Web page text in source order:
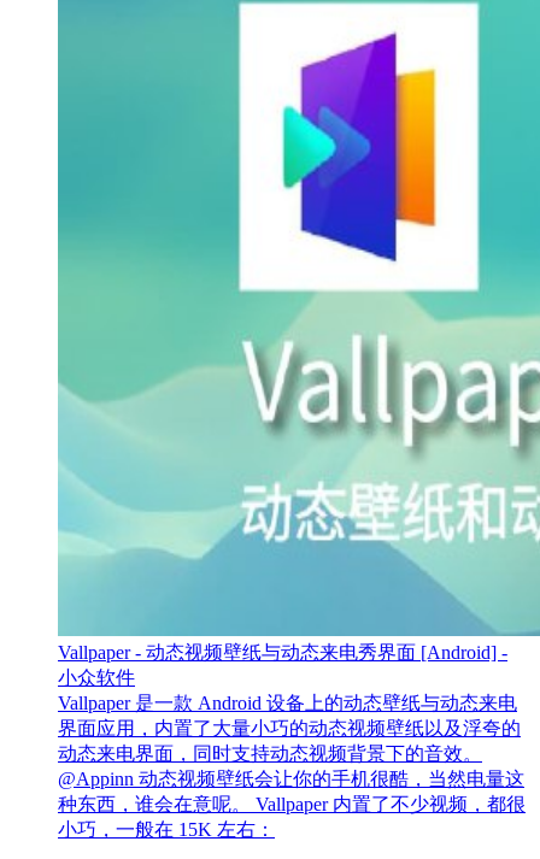
Vallpaper - 动态视频壁纸与动态来电秀界面 [Android] -
小众软件
Vallpaper 是一款 Android 设备上的动态壁纸与动态来电
界面应用，内置了大量小巧的动态视频壁纸以及浮夸的
动态来电界面，同时支持动态视频背景下的音效。
@Appinn 动态视频壁纸会让你的手机很酷，当然电量这
种东西，谁会在意呢。 Vallpaper 内置了不少视频，都很
小巧，一般在 15K 左右：